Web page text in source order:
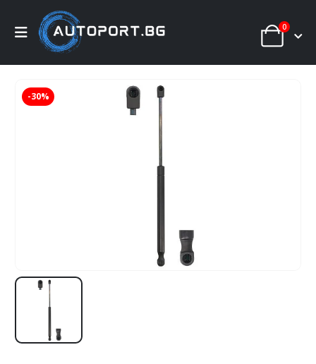
0
-30%